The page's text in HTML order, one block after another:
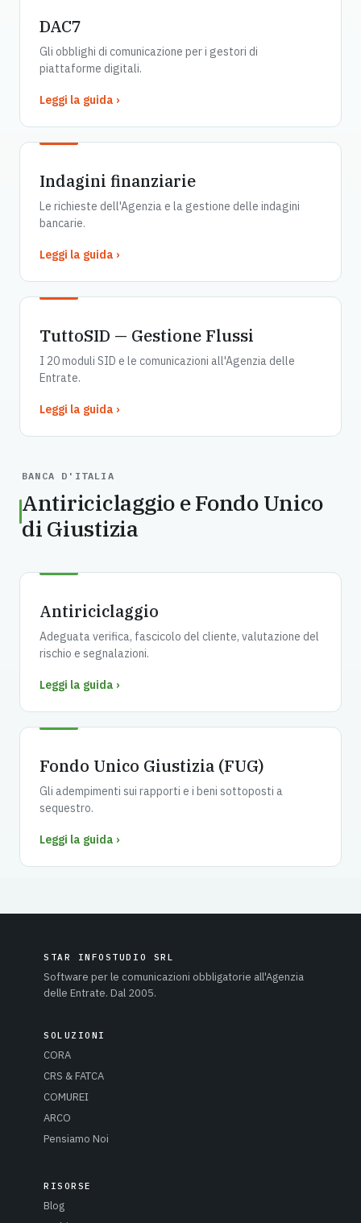
DAC7
Gli obblighi di comunicazione per i gestori di
piattaforme digitali.
Leggi la guida ›
Indagini finanziarie
Le richieste dell'Agenzia e la gestione delle indagini
bancarie.
Leggi la guida ›
TuttoSID — Gestione Flussi
I 20 moduli SID e le comunicazioni all'Agenzia delle
Entrate.
Leggi la guida ›
BANCA D'ITALIA
Antiriciclaggio e Fondo Unico
di Giustizia
Antiriciclaggio
Adeguata verifica, fascicolo del cliente, valutazione del
rischio e segnalazioni.
Leggi la guida ›
Fondo Unico Giustizia (FUG)
Gli adempimenti sui rapporti e i beni sottoposti a
sequestro.
Leggi la guida ›
STAR INFOSTUDIO SRL
Software per le comunicazioni obbligatorie all'Agenzia
delle Entrate. Dal 2005.
SOLUZIONI
CORA
CRS & FATCA
COMUREI
ARCO
Pensiamo Noi
RISORSE
Blog